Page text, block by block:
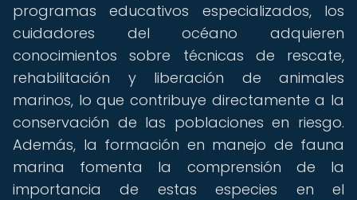
programas educativos especializados, los
cuidadores del océano adquieren
conocimientos sobre técnicas de rescate,
rehabilitación y liberación de animales
marinos, lo que contribuye directamente a la
conservación de las poblaciones en riesgo.
Además, la formación en manejo de fauna
marina fomenta la comprensión de la
importancia de estas especies en el